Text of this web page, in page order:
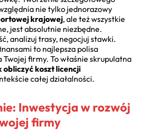
nie tylko jednorazowy
krajowej, ale też wszystkie
jest absolutnie niezbędne.
analizuj trasy, negocjuj stawki.
to najlepsza polisa
firmy. To właśnie skrupulatna
obliczyć koszt licencji
całej działalności.
Inwestycja w rozwój
firmy